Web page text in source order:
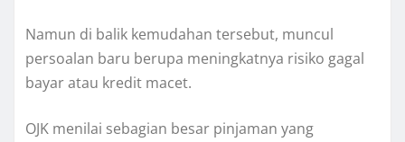
Namun di balik kemudahan tersebut, muncul
persoalan baru berupa meningkatnya risiko gagal
bayar atau kredit macet.
OJK menilai sebagian besar pinjaman yang